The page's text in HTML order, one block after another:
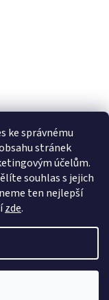
ke správnému
stránek
účelům.
souhlas s jejich
ten nejlepší
zde.
vyhrazena.Upravit